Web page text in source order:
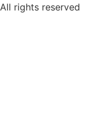
All rights reserved